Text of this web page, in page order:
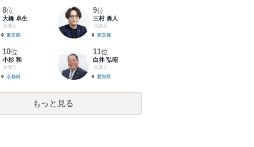
8位
大橋 卓生
弁護士
東京都
9位
三村 勇人
弁護士
東京都
10位
小杉 和
弁護士
京都府
11位
白井 弘昭
弁護士
愛知県
もっと見る